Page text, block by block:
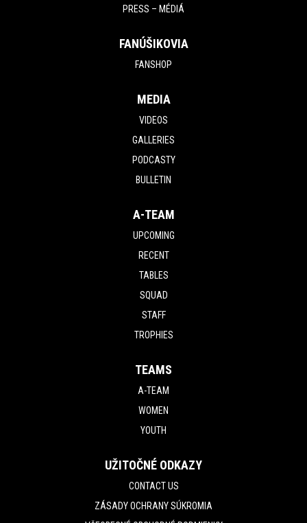
PRESS – MÉDIÁ
FANÚŠIKOVIA
FANSHOP
MEDIA
VIDEOS
GALLERIES
PODCASTY
BULLETIN
A-TEAM
UPCOMING
RECENT
TABLES
SQUAD
STAFF
TROPHIES
TEAMS
A-TEAM
WOMEN
YOUTH
UŽITOČNÉ ODKAZY
CONTACT US
ZÁSADY OCHRANY SÚKROMIA